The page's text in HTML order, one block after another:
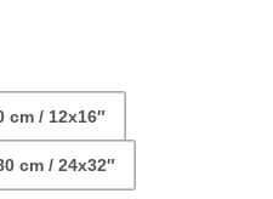
cm / 12x16″
cm / 24x32″